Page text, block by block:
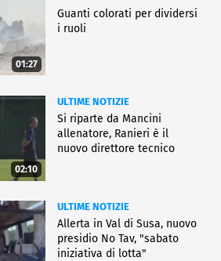
01:27
Guanti colorati per dividersi
i ruoli
02:10
ULTIME NOTIZIE
Si riparte da Mancini
allenatore, Ranieri è il
nuovo direttore tecnico
ULTIME NOTIZIE
Allerta in Val di Susa, nuovo
presidio No Tav, "sabato
iniziativa di lotta"